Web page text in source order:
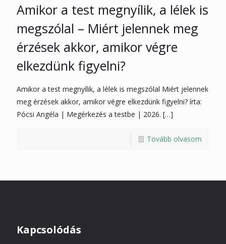
Amikor a test megnyílik, a lélek is
megszólal – Miért jelennek meg
érzések akkor, amikor végre
elkezdünk figyelni?
Amikor a test megnyílik, a lélek is megszólal Miért jelennek
meg érzések akkor, amikor végre elkezdünk figyelni? írta:
Pócsi Angéla | Megérkezés a testbe | 2026. […]
Tovább olvasom
Kapcsolódás